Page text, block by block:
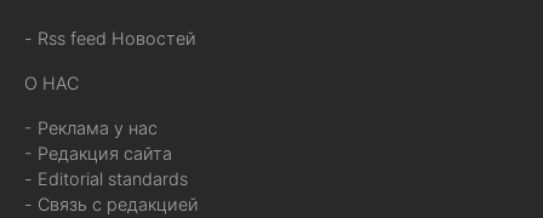
- Rss feed Новостей
О НАС
- Реклама у нас
- Редакция сайта
- Editorial standards
- Связь с редакцией